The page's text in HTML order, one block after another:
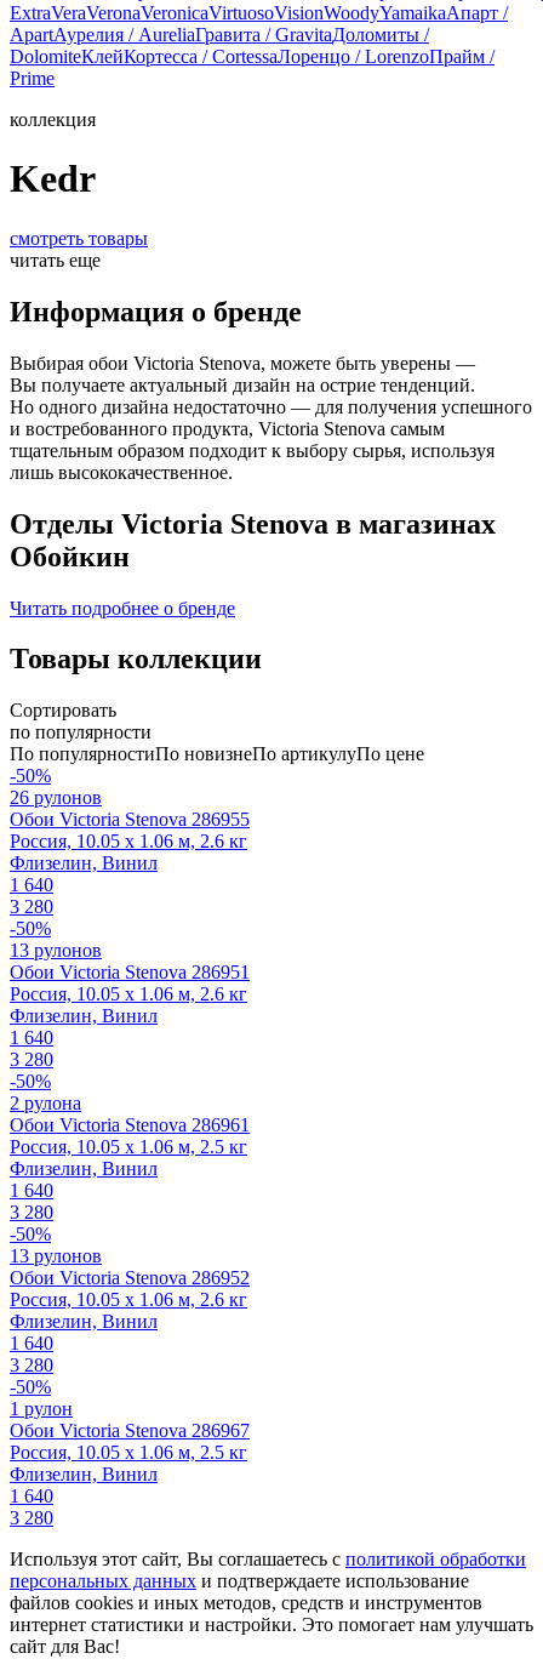
ExtraVeraVeronaVeronicaVirtuosoVisionWoodyYamaikaАпарт /
ApartАурелия / AureliaГравита / GravitaДоломиты /
DolomiteКлейКортесса / CortessaЛоренцо / LorenzoПрайм /
Prime
коллекция
Kedr
смотреть товары
читать еще
Информация о бренде
Выбирая обои Victoria Stenova, можете быть уверены —
Вы получаете актуальный дизайн на острие тенденций.
Но одного дизайна недостаточно — для получения успешного
и востребованного продукта, Victoria Stenova самым
тщательным образом подходит к выбору сырья, используя
лишь высококачественное.
Отделы Victoria Stenova в магазинах
Обойкин
Читать подробнее о бренде
Товары коллекции
Сортировать
по популярности
По популярностиПо новизнеПо артикулуПо цене
-50%
26 рулонов
Обои Victoria Stenova 286955
Россия, 10.05 x 1.06 м, 2.6 кг
Флизелин, Винил
1 640
3 280
-50%
13 рулонов
Обои Victoria Stenova 286951
Россия, 10.05 x 1.06 м, 2.6 кг
Флизелин, Винил
1 640
3 280
-50%
2 рулона
Обои Victoria Stenova 286961
Россия, 10.05 x 1.06 м, 2.5 кг
Флизелин, Винил
1 640
3 280
-50%
13 рулонов
Обои Victoria Stenova 286952
Россия, 10.05 x 1.06 м, 2.6 кг
Флизелин, Винил
1 640
3 280
-50%
1 рулон
Обои Victoria Stenova 286967
Россия, 10.05 x 1.06 м, 2.5 кг
Флизелин, Винил
1 640
3 280
Используя этот сайт, Вы соглашаетесь с политикой обработки
персональных данных и подтверждаете использование
файлов cookies и иных методов, средств и инструментов
интернет статистики и настройки. Это помогает нам улучшать
сайт для Вас!